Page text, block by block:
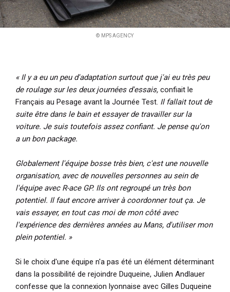
© MPS AGENCY
« Il y a eu un peu d'adaptation surtout que j'ai eu très peu
de roulage sur les deux journées d'essais, confiait le
Français au Pesage avant la Journée Test. Il fallait tout de
suite être dans le bain et essayer de travailler sur la
voiture. Je suis toutefois assez confiant. Je pense qu'on
a un bon package.
Globalement l'équipe bosse très bien, c'est une nouvelle
organisation, avec de nouvelles personnes au sein de
l'équipe avec R-ace GP. Ils ont regroupé un très bon
potentiel. Il faut encore arriver à coordonner tout ça. Je
vais essayer, en tout cas moi de mon côté avec
l'expérience des dernières années au Mans, d'utiliser mon
plein potentiel. »
Si le choix d'une équipe n'a pas été un élément déterminant
dans la possibilité de rejoindre Duqueine, Julien Andlauer
confesse que la connexion lyonnaise avec Gilles Duqueine